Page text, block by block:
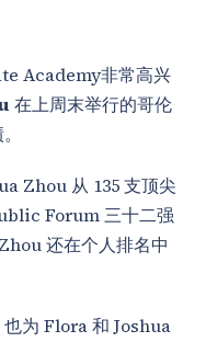
Academy非常高兴
在上周末举行的哥伦
Zhou 从 135 支顶尖
Forum 三十二强
还在个人排名中
为 Flora 和 Joshua